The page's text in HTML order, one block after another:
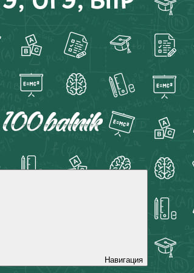
Навигация